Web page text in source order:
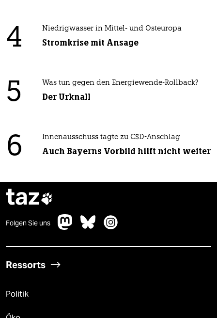
4 Niedrigwasser in Mittel- und Osteuropa
Stromkrise mit Ansage
5 Was tun gegen den Energiewende-Rollback?
Der Urknall
6 Innenausschuss tagte zu CSD-Anschlag
Auch Bayerns Vorbild hilft nicht weiter
taz
Folgen Sie uns
Ressorts
Politik